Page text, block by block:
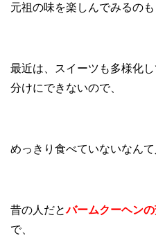
元祖の味を楽しんでみるのも
最近は、スイーツも多様化
分けにできないので、
めっきり食べていないなん
昔の人だとバームクーヘン
で、